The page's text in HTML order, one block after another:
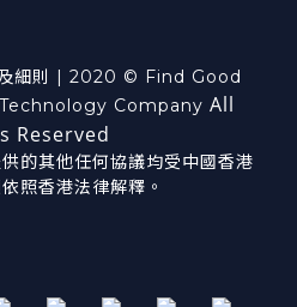
細則 | 2020 © Find Good
Company All
Reserved
的其他任何協議均受中國香港
照香港法律解釋。